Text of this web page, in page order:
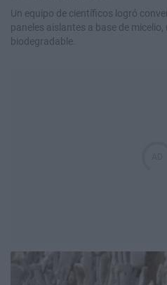
Un equipo de científicos logró
paneles aislantes a base de
biodegradable.